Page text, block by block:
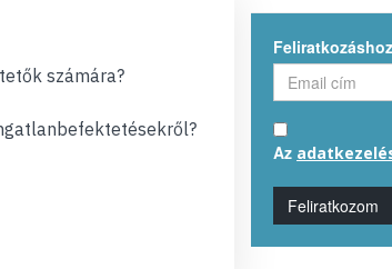
számára?
Az
Feliratkozom